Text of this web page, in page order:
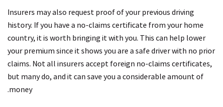
Insurers may also request proof of your previous driving
history. If you have a no-claims certificate from your home
country, it is worth bringing it with you. This can help lower
your premium since it shows you are a safe driver with no prior
claims. Not all insurers accept foreign no-claims certificates,
but many do, and it can save you a considerable amount of
money.